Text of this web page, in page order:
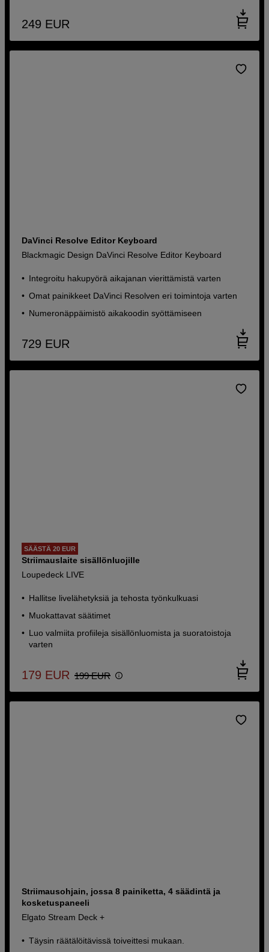
249 EUR
DaVinci Resolve Editor Keyboard
Blackmagic Design DaVinci Resolve Editor Keyboard
Integroitu hakupyörä aikajanan vierittämistä varten
Omat painikkeet DaVinci Resolven eri toimintoja varten
Numeronäppäimistö aikakoodin syöttämiseen
729 EUR
SÄÄSTÄ 20 EUR
Striimauslaite sisällönluojille
Loupedeck LIVE
Hallitse livelähetyksiä ja tehosta työnkulkuasi
Muokattavat säätimet
Luo valmiita profiileja sisällönluomista ja suoratoistoja
varten
179 EUR 199 EUR
Striimausohjain, jossa 8 painiketta, 4 säädintä ja
kosketuspaneeli
Elgato Stream Deck +
Täysin räätälöitävissä toiveittesi mukaan.